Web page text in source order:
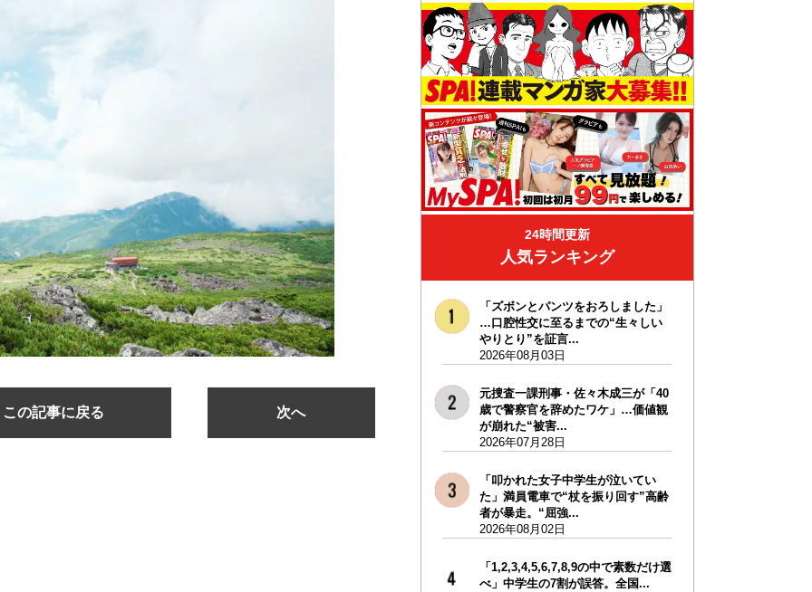
この記事に戻る 次へ
24時間更新
人気ランキング
「ズボンとパンツをおろしました」
…口腔性交に至るまでの“生々しい
やりとり”を証言...
2026年08月03日
元捜査一課刑事・佐々木成三が「40
歳で警察官を辞めたワケ」…価値観
が崩れた“被害...
2026年07月28日
「叩かれた女子中学生が泣いてい
た」満員電車で“杖を振り回す”高齢
者が暴走。“屈強...
2026年08月02日
「1,2,3,4,5,6,7,8,9の中で素数だけ選
べ」中学生の7割が誤答。全国...